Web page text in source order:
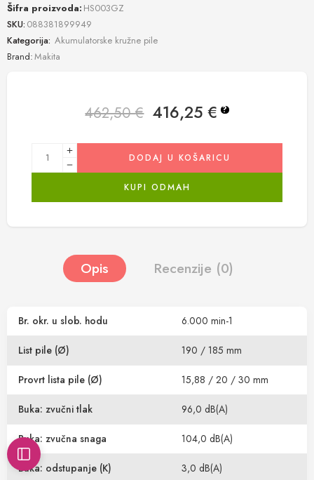
Šifra proizvoda: HS003GZ
SKU: 088381899949
Kategorija: Akumulatorske kružne pile
Brand:Makita
462,50€ 416,25€ ?
DODAJ U KOŠARICU
KUPI ODMAH
Opis Recenzije (0)
Br. okr. u slob. hodu 6.000 min-1
List pile (Ø) 190 / 185 mm
Provrt lista pile (Ø) 15,88 / 20 / 30 mm
Buka: zvučni tlak 96,0 dB(A)
Buka: zvučna snaga 104,0 dB(A)
Buka: odstupanje (K) 3,0 dB(A)